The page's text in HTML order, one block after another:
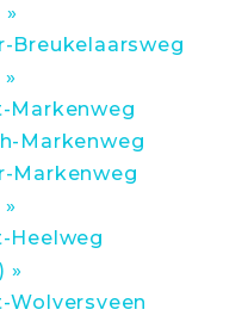
»
Breukelaarsweg
Markenweg
Markenweg
Markenweg
Heelweg
»
Wolversveen